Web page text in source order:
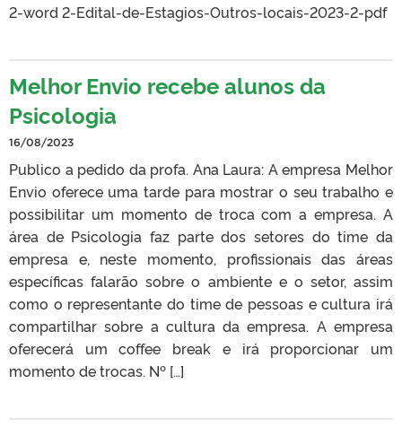
2-word 2-Edital-de-Estagios-Outros-locais-2023-2-pdf
Melhor Envio recebe alunos da
Psicologia
16/08/2023
Publico a pedido da profa. Ana Laura: A empresa Melhor
Envio oferece uma tarde para mostrar o seu trabalho e
possibilitar um momento de troca com a empresa. A
área de Psicologia faz parte dos setores do time da
empresa e, neste momento, profissionais das áreas
específicas falarão sobre o ambiente e o setor, assim
como o representante do time de pessoas e cultura irá
compartilhar sobre a cultura da empresa. A empresa
oferecerá um coffee break e irá proporcionar um
momento de trocas. Nº […]